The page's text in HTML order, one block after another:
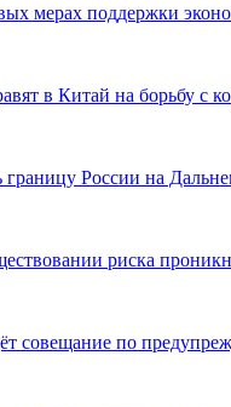
мерах поддержки
в Китай на борьбу с
России на
риска
совещание по